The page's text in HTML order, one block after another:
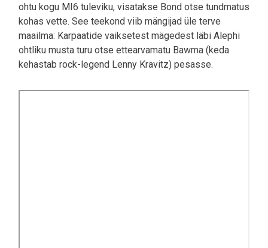
ohtu kogu MI6 tuleviku, visatakse Bond otse tundmatus
kohas vette. See teekond viib mängijad üle terve
maailma: Karpaatide vaiksetest mägedest läbi Alephi
ohtliku musta turu otse ettearvamatu Bawma (keda
kehastab rock-legend Lenny Kravitz) pesasse.